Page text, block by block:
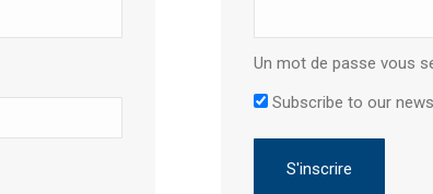
Un mot de passe vous
Subscribe to our
S'inscrire